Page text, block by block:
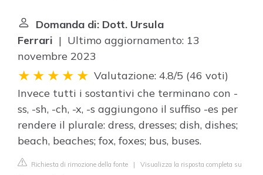
Domanda di: Dott. Ursula
Ferrari | Ultimo aggiornamento: 13
novembre 2023
Valutazione: 4.8/5 (46 voti)
Invece tutti i sostantivi che terminano con -
ss, -sh, -ch, -x, -s aggiungono il suffiso -es per
rendere il plurale: dress, dresses; dish, dishes;
beach, beaches; fox, foxes; bus, buses.
Richiesta di rimozione della fonte | Visualizza la risposta completa su